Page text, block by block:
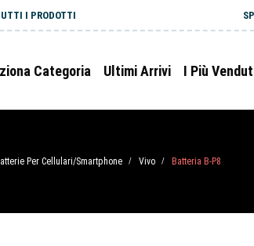
I PRODOTTI
Categoria Ultimi Arrivi I Più
Per Cellulari/Smartphone / Vivo / Batteria B-P8